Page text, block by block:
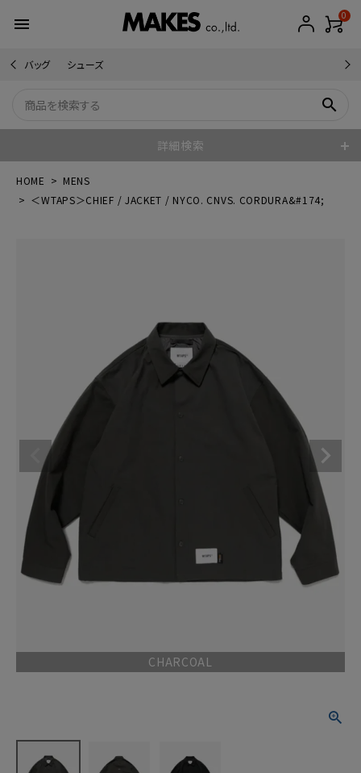
menu 0
バッグ シューズ
search
詳細検索
HOME
MENS
＜WTAPS＞CHIEF / JACKET / NYCO. CNVS. CORDURA&#174;
CHARCOAL